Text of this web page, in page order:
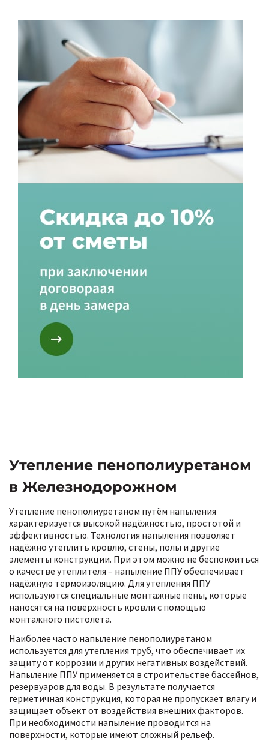
Утепление пенополиуретаном
в Железнодорожном
Утепление пенополиуретаном путём напыления
характеризуется высокой надёжностью, простотой и
эффективностью. Технология напыления позволяет
надёжно утеплить кровлю, стены, полы и другие
элементы конструкции. При этом можно не беспокоиться
о качестве утеплителя – напыление ППУ обеспечивает
надёжную термоизоляцию. Для утепления ППУ
используются специальные монтажные пены, которые
наносятся на поверхность кровли с помощью
монтажного пистолета.
Наиболее часто напыление пенополиуретаном
используется для утепления труб, что обеспечивает их
защиту от коррозии и других негативных воздействий.
Напыление ППУ применяется в строительстве бассейнов,
резервуаров для воды. В результате получается
герметичная конструкция, которая не пропускает влагу и
защищает объект от воздействия внешних факторов.
При необходимости напыление проводится на
поверхности, которые имеют сложный рельеф.